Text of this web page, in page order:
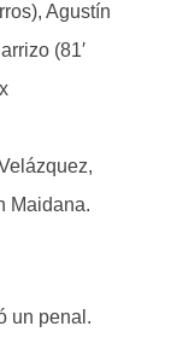
Agustín
(81′
Maidana.
un penal.